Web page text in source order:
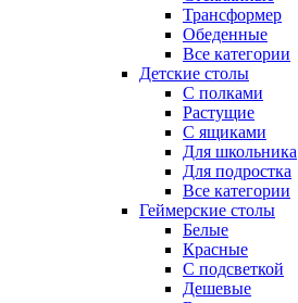
Трансформер
Обеденные
Все категории
Детские столы
С полками
Растущие
С ящиками
Для школьника
Для подростка
Все категории
Геймерские столы
Белые
Красные
С подсветкой
Дешевые